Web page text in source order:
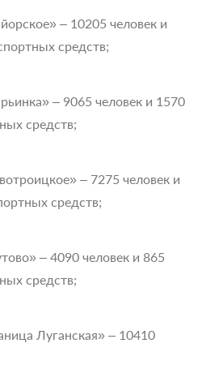
– 10205 человек и
средств;
– 9065 человек и 1570
средств;
– 7275 человек и
средств;
– 4090 человек и 865
средств;
Луганская» – 10410